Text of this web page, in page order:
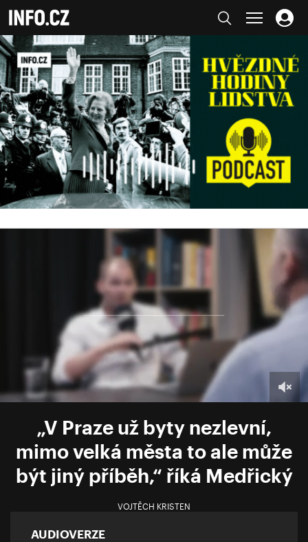
„V Praze už byty nezlevní,
mimo velká města to ale může
být jiný příběh,“ říká Medřický
VOJTĚCH KRISTEN
AUDIOVERZE